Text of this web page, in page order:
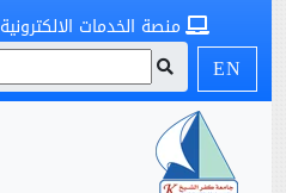
منصة الخدمات الالكترونية
EN